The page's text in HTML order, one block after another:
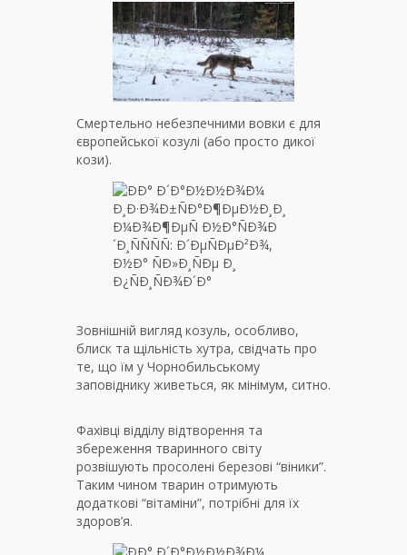
Смертельно небезпечними вовки є для
європейської козулі (або просто дикої
кози).
Зовнішній вигляд козуль, особливо,
блиск та щільність хутра, свідчать про
те, що їм у Чорнобильському
заповіднику живеться, як мінімум, ситно.
Фахівці відділу відтворення та
збереження тваринного світу
розвішують просолені березові “віники”.
Таким чином тварин отримують
додаткові “вітаміни”, потрібні для їх
здоров’я.